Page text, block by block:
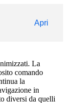
Apri
La
comando
la
in
diversi da quelli